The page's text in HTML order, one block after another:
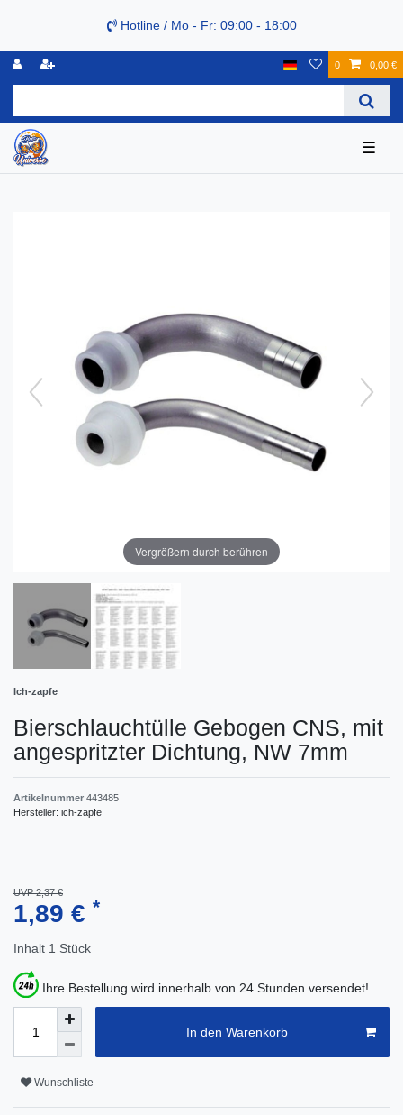
Hotline / Mo - Fr: 09:00 - 18:00
0 0,00 €
☰
Vergrößern durch berühren
Ich-zapfe
Bierschlauchtülle Gebogen CNS, mit
angespritzter Dichtung, NW 7mm
Artikelnummer 443485
Hersteller: ich-zapfe
UVP 2,37 €
1,89 € *
Inhalt 1 Stück
Ihre Bestellung wird innerhalb von 24 Stunden versendet!
In den Warenkorb
Wunschliste